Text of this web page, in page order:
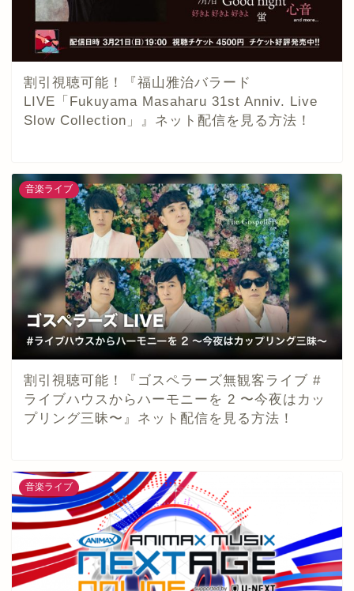
割引視聴可能！『福山雅治バラード
LIVE「Fukuyama Masaharu 31st Anniv. Live
Slow Collection」』ネット配信を見る方法！
音楽ライブ
割引視聴可能！『ゴスペラーズ無観客ライブ #
ライブハウスからハーモニーを 2 〜今夜はカッ
プリング三昧〜』ネット配信を見る方法！
音楽ライブ